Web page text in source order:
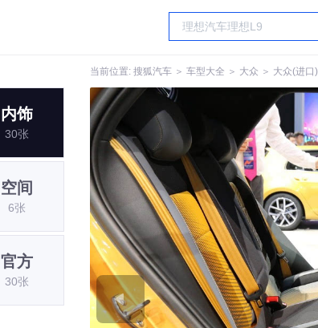
当前位置: 搜狐汽车 ＞ 车型大全 ＞ 大众 ＞ 大众(进口)
内饰
30张
空间
6张
官方
30张